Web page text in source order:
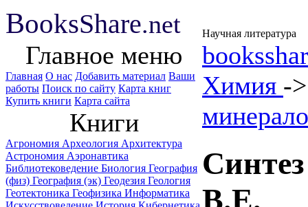
BooksShare.net Научная литература
Главное меню
Главная О нас Добавить материал Ваши
работы Поиск по сайту Карта книг
Купить книги Карта сайта
Книги
Агрономия Археология Архитектура
Астрономия Аэронавтика
Библиотековедение Биология География
(физ) География (эк) Геодезия Геология
Геотектоника Геофизика Информатика
Химия -